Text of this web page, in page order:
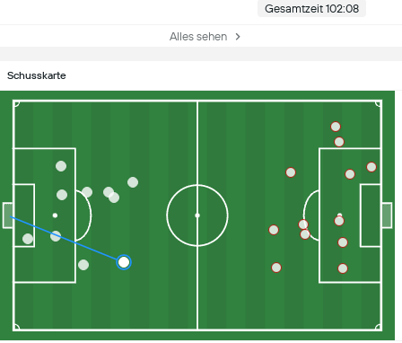
Gesamtzeit 102:08
Alles sehen
Schusskarte